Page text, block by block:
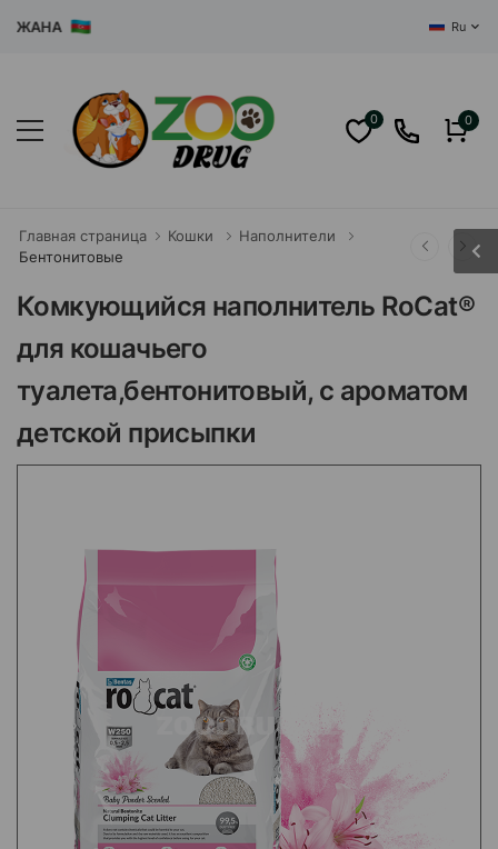
Ru
0 0
Главная страница Кошки
Наполнители
Бентонитовые
Комкующийся наполнитель RoCat®
для кошачьего
туалета,бентонитовый, с ароматом
детской присыпки